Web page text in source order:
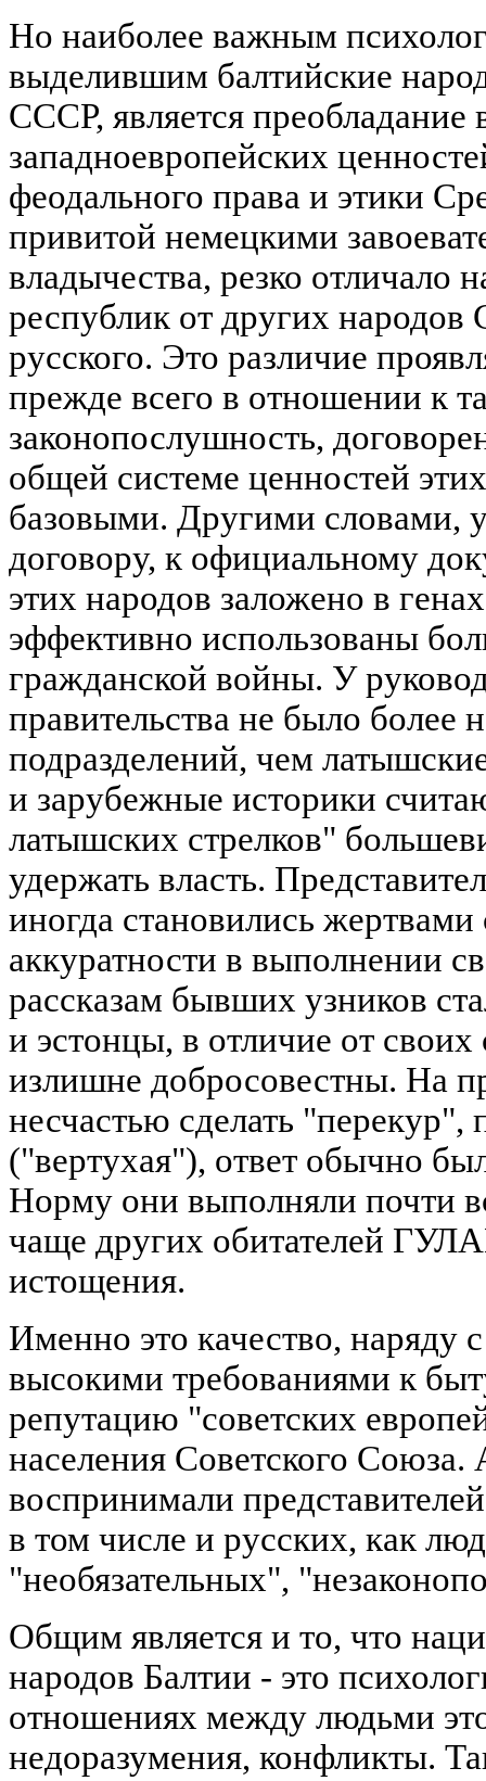
Но наиболее важным
выделившим балтийские
СССР, является преобладание
западноевропейских
феодального права и этики
привитой немецкими
владычества, резко отличало
республик от других
русского. Это различие
прежде всего в отношении к
законопослушность,
общей системе ценностей
базовыми. Другими словами,
договору, к официальному
этих народов заложено в
эффективно использованы
гражданской войны. У
правительства не было более
подразделений, чем
и зарубежные историки
латышских стрелков"
удержать власть.
иногда становились
аккуратности в выполнении
рассказам бывших узников
и эстонцы, в отличие от
излишне добросовестны. На
несчастью сделать "перекур",
("вертухая"), ответ обычно
Норму они выполняли почти
чаще других обитателей
истощения.
Именно это качество, наряду
высокими требованиями к
репутацию "советских
населения Советского
воспринимали
в том числе и русских, как
"необязательных",
Общим является и то, что
народов Балтии - это
отношениях между людьми
недоразумения, конфликты.